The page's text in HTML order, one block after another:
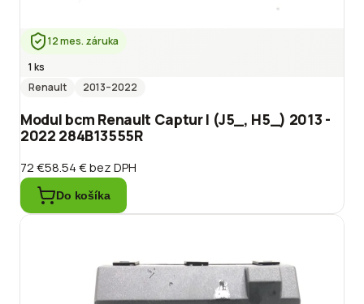
12 mes. záruka
1 ks
Renault
2013–2022
Modul bcm Renault Captur I (J5_, H5_) 2013 -
2022 284B13555R
72 €58.54 €bez DPH
Do košíka